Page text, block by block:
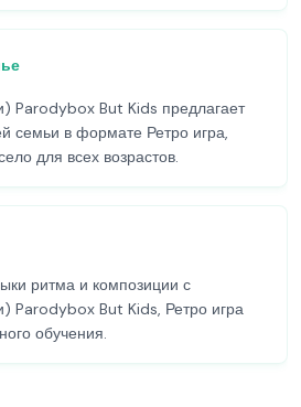
Parodybox But Kids предлагает
семьи в формате Ретро игра,
для всех возрастов.
ритма и композиции с
Parodybox But Kids, Ретро игра
обучения.